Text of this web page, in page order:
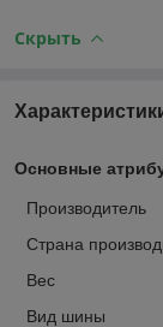
Скрыть
Основные
Производитель
Страна
Вес
Вид шины